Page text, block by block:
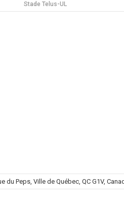
Stade Telus-UL
du Peps, Ville de Québec, QC G1V,